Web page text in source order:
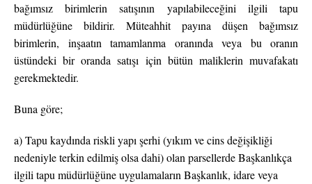
bağımsız birimlerin satışının yapılabileceğini ilgili tapu
müdürlüğüne bildirir. Müteahhit payına düşen bağımsız
birimlerin, inşaatın tamamlanma oranında veya bu oranın
üstündeki bir oranda satışı için bütün maliklerin muvafakatı
gerekmektedir.
Buna göre;
a) Tapu kaydında riskli yapı şerhi (yıkım ve cins değişikliği
nedeniyle terkin edilmiş olsa dahi) olan parsellerde Başkanlıkça
ilgili tapu müdürlüğüne uygulamaların Başkanlık, idare veya